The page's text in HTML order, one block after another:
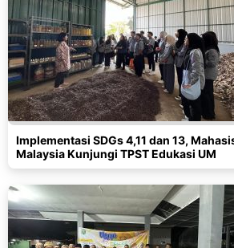
Implementasi SDGs 4,11 dan 13,
Malaysia Kunjungi TPST Edukasi UM